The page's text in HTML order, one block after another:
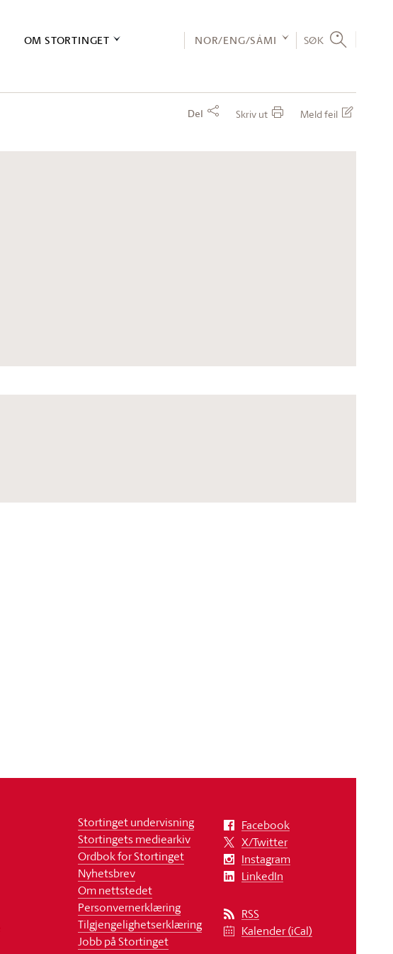
OM STORTINGET NOR/ENG/SÁMI SØK
Del Skriv ut Meld feil
Stortinget undervisning
Stortingets mediearkiv
Ordbok for Stortinget
Nyhetsbrev
Om nettstedet
Personvernerklæring
Tilgjengelighetserklæring
Jobb på Stortinget
Facebook
X/Twitter
Instagram
LinkedIn
RSS
Kalender (iCal)